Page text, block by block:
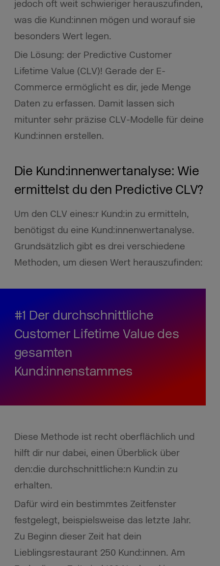
jedoch oft weit schwieriger herauszufinden,
was die Kund:innen mögen und worauf sie
besonders Wert legen.
Die Lösung: der Predictive Customer
Lifetime Value (CLV)! Gerade der E-
Commerce ermöglicht es dir, jede Menge
Daten zu erfassen. Damit lassen sich
mitunter sehr präzise CLV-Modelle für deine
Kund:innen erstellen.
Die Kund:innenwertanalyse: Wie
ermittelst du den Predictive CLV?
Um den CLV eines:r Kund:in zu ermitteln,
benötigst du eine Kund:innenwertanalyse.
Grundsätzlich gibt es drei verschiedene
Methoden, um diesen Wert herauszufinden:
#1 Der durchschnittliche
Customer Lifetime Value des
gesamten
Kund:innenstammes
Diese Methode ist recht oberflächlich und
hilft dir nur dabei, einen Überblick über
den:die durchschnittliche:n Kund:in zu
erhalten.
Dafür wird ein bestimmtes Zeitfenster
festgelegt, beispielsweise das letzte Jahr.
Zu Beginn dieser Zeit hat dein
Lieblingsrestaurant 250 Kund:innen. Am